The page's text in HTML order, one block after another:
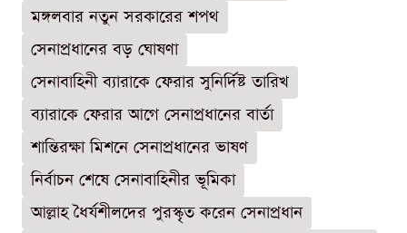
মঙ্গলবার নতুন সরকারের শপথ
সেনাপ্রধানের বড় ঘোষণা
সেনাবাহিনী ব্যারাকে ফেরার সুনির্দিষ্ট তারিখ
ব্যারাকে ফেরার আগে সেনাপ্রধানের বার্তা
শান্তিরক্ষা মিশনে সেনাপ্রধানের ভাষণ
নির্বাচন শেষে সেনাবাহিনীর ভূমিকা
আল্লাহ ধৈর্যশীলদের পুরস্কৃত করেন সেনাপ্রধান